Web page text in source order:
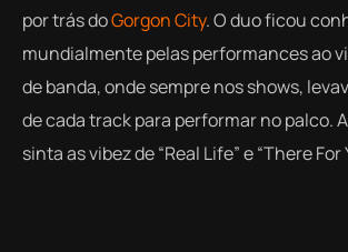
por trás doGorgon City. O duo ficou
mundialmente pelas performances ao
de banda, onde sempre nos shows,
de cada track para performar no palco.
sinta as vibez de “Real Life” e “There For